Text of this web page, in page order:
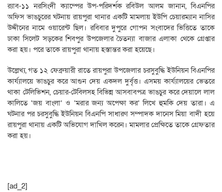
র‌্যাব-১১ নরসিংদী ক্যাম্পের উপ-পরিদর্শক রবিউল আলম জানান, বিএনপির
অফিস ভাঙচুরের ঘটনায় রায়পুরা থানার একটি মামলায় ইউপি চেয়ারম্যান নাসির
উদ্দীনের নামে ওয়ারেন্ট ছিল। রবিবার দুপুরে গোপন সংবাদের ভিত্তিতে তাকে
ঢাকা সিলেট সড়কের শিবপুর উপজেলার চৈতন্যা বাজার এলাকা থেকে গ্রেপ্তার
করা হয়। পরে তাকে রায়পুরা থানায় হস্তান্তর করা হয়েছে।
উল্লেখ্য, গত ১২ ফেব্রুয়ারী রাতে রায়পুরা উপজেলার চরসুবুদ্ধি ইউনিয়ন বিএনপির
কার্য্যালয়ে ভাঙচুর করে আগুন দেয় একদল দুর্বৃত্ত। এসময় কার্য্যালয়ের ভেতরে
থাকা টেলিভিশন, চেয়ার-টেবিলসহ বিভিন্ন আসবাবপত্র ভাঙচুর করে দেয়ালে লাল
কালিতে ‘জয় বাংলা’ ও ‘মরার জন্য অপেক্ষা কর’ লিখে হুমকি দেয় তারা। এ
ঘটনার পর চরসুবুদ্ধি ইউনিয়ন বিএনপি সাধারণ সম্পাদক দানেস মিয়া বাদী হয়ে
রায়পুরা থানায় একটি অভিযোগ দাখিল করেন। মামলার প্রেক্ষিতে তাকে গ্রেফতার
করা হয়।
[ad_2]